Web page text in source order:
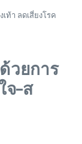
ท้า ลดเสี่ยงโรค
วยการ
จ–ส